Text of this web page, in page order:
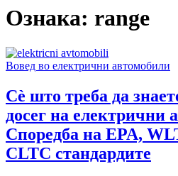
Ознака: range
Вовед во електрични автомобили
Сè што треба да
досег на електрични
Споредба на EPA,
CLTC стандардите